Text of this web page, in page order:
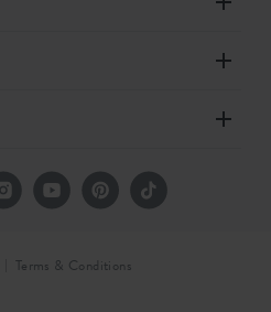
Terms & Conditions